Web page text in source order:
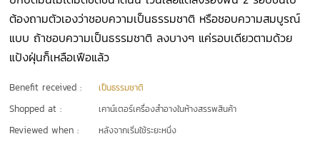
ต้องถามตัวเองว่าชอบความเป็นธรรมชาติ หรือชอบความสมบูรณ์
แบบ ถ้าชอบความเป็นธรรมชาติ ลงบางๆ แค่รอบเดียวตามด้วย
แป้งฝุ่นก็เหลือเฟือแล้ว
Benefit received : เป็นธรรมชาติ
Shopped at : เคาน์เตอร์เครื่องสำอางในห้างสรรพสินค้า
Reviewed when : หลังจากเริ่มใช้ระยะหนึ่ง